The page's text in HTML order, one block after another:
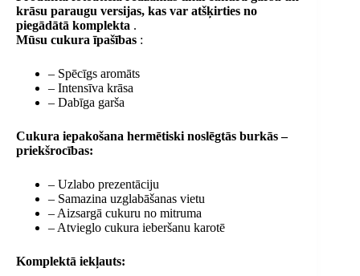
krāsu paraugu versijas, kas var atšķirties no
piegādātā komplekta .
Mūsu cukura īpašības :
– Spēcīgs aromāts
– Intensīva krāsa
– Dabīga garša
Cukura iepakošana hermētiski noslēgtās burkās –
priekšrocības:
– Uzlabo prezentāciju
– Samazina uzglabāšanas vietu
– Aizsargā cukuru no mitruma
– Atvieglo cukura ieberšanu karotē
Komplektā iekļauts: